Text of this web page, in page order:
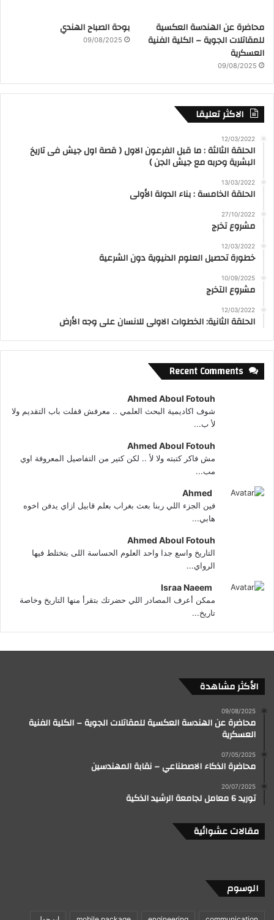
محاضرة عن الهندسة العكسية
للمقاتلات الجوية – الكلية الفنية
العسكرية
09/08/2025
بوحة الصباح الهندي
09/08/2025
الاكثر تعليقا
12/03/2022
الحلقة الثالثة : ما قبل الفرعون الاول ( قصة اول جيش فى تاريخ
البشرية وحربه مع جيش الجن )
13/03/2022
الحلقة الخامسة : بناء الدولة الأولى
27/10/2022
مشروع تخرج
12/03/2022
خطورة تحصيل العلوم الدنيوية دون الشرعية
10/09/2025
مشروع التخرج
12/03/2022
الحلقة الثانية: الخطوات الاولى للانسان على وجه الأرض
Recent Comments
Ahmed Aboul Fotouh
شوف اكاديمية البحث العلمي .. معرفش قفلت باب التقديم ولا
لأ ب...
Ahmed Aboul Fotouh
مش فاكر كتبته ولا لأ .. لكن كتير من التفاصيل المعروفة اوي
مب...
Ahmed
فين الجزء اللي ربنا بعث بغراب بعلم قابيل ازاي يدفن اخوه
هابي...
Ahmed Aboul Fotouh
التاريخ واسع جدا واحد العلوم الحساسة اللى بتختلط فيها
الرواي...
Israa Naeem
ممكن أعرف المصادر اللي حضرتك بتقرأ منها التاريخ وخاصة
تاريخ...
الأكثر مشاهدة
09/08/2025
محاضرة عن الهندسة العكسية للمقاتلات الجوية – الكلية الفنية
العسكرية
07/05/2025
محاضرة الذكاء الاصطناعي – نقابة المهندسين
20/07/2025
توريد 6 معامل لجامعة الرشيد الذكية
مقالات عشوائية
الوسوم